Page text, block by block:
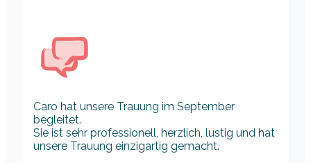
Caro hat unsere Trauung im September
begleitet.
Sie ist sehr professionell, herzlich, lustig und hat
unsere Trauung einzigartig gemacht.